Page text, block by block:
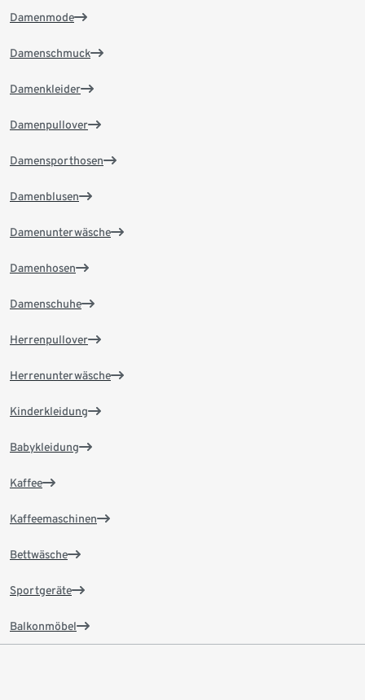
Damenmode
Damenschmuck
Damenkleider
Damenpullover
Damensporthosen
Damenblusen
Damenunterwäsche
Damenhosen
Damenschuhe
Herrenpullover
Herrenunterwäsche
Kinderkleidung
Babykleidung
Kaffee
Kaffeemaschinen
Bettwäsche
Sportgeräte
Balkonmöbel